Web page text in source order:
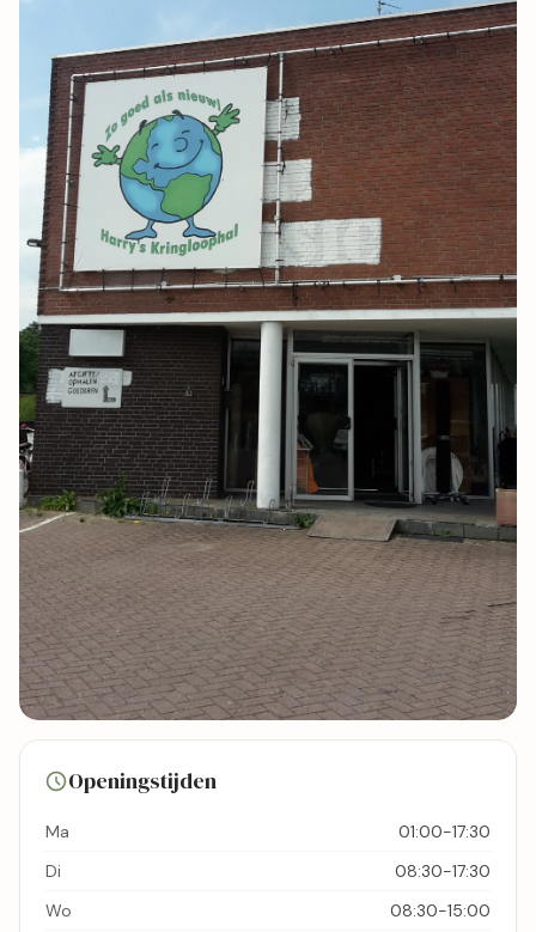
Bekijk kaart
Openingstijden
Ma
01:00-17:30
Di
08:30-17:30
Wo
08:30-15:00